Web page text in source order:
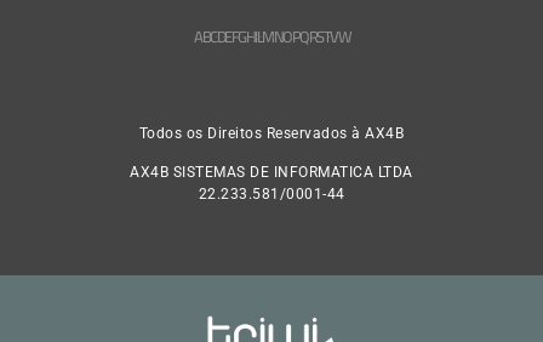
ABCDEFGHLMNOPQRSTVW
Todos os Direitos Reservados à AX4B
AX4B SISTEMAS DE INFORMATICA LTDA
22.233.581/0001-44